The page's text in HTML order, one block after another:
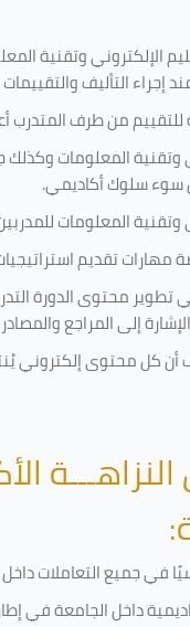
الإلكتروني وتقنية
إجراء التأليف
من طرف المتدرب
وتقنية المعلومات
سوء سلوك أكاديمي.
المعلومات
تقديم
تطوير محتوى الدورة
إلى المراجع
أن كل محتوى إلكتروني
في جميع التعاملات
داخل الجامعة في